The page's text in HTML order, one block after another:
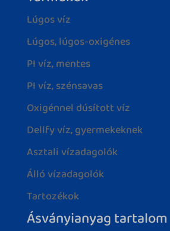
Lúgos víz
Lúgos, lúgos-oxigénes
PI víz, mentes
PI víz, szénsavas
Oxigénnel dúsított víz
Dellfy víz, gyermekeknek
Asztali vízadagolók
Álló vízadagolók
Tartozékok
Ásványianyag tartalom